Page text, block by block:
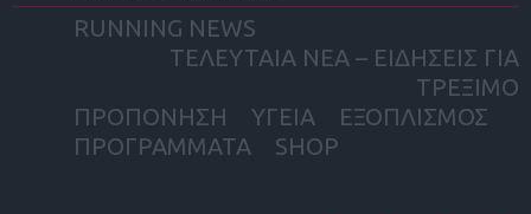
RUNNING NEWS
ΤΕΛΕΥΤΑΙΑ ΝΕΑ – ΕΙΔΗΣΕΙΣ ΓΙΑ
ΤΡΕΞΙΜΟ
ΠΡΟΠΟΝΗΣΗ
ΥΓΕΙΑ
ΕΞΟΠΛΙΣΜΟΣ
ΠΡΟΓΡΑΜΜΑΤΑ
SHOP